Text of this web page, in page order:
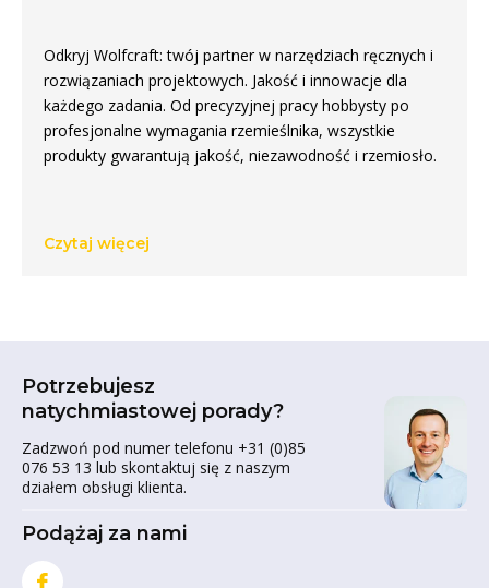
Odkryj Wolfcraft: twój partner w narzędziach ręcznych i
rozwiązaniach projektowych. Jakość i innowacje dla
każdego zadania. Od precyzyjnej pracy hobbysty po
profesjonalne wymagania rzemieślnika, wszystkie
produkty gwarantują jakość, niezawodność i rzemiosło.
Czytaj więcej
Potrzebujesz
natychmiastowej porady?
Zadzwoń pod numer telefonu +31 (0)85
076 53 13 lub skontaktuj się z naszym
działem obsługi klienta.
Podążaj za nami